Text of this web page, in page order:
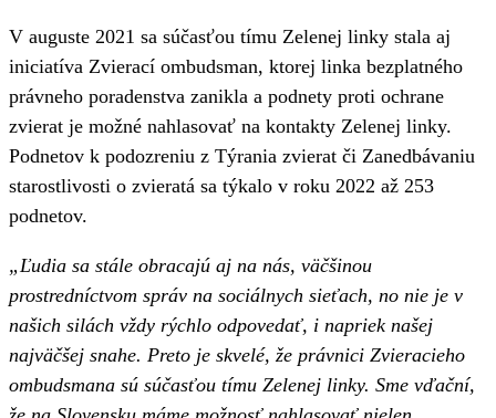
V auguste 2021 sa súčasťou tímu Zelenej linky stala aj
iniciatíva Zvierací ombudsman, ktorej linka bezplatného
právneho poradenstva zanikla a podnety proti ochrane
zvierat je možné nahlasovať na kontakty Zelenej linky.
Podnetov k podozreniu z Týrania zvierat či Zanedbávaniu
starostlivosti o zvieratá sa týkalo v roku 2022 až 253
podnetov.
„Ľudia sa stále obracajú aj na nás, väčšinou
prostredníctvom správ na sociálnych sieťach, no nie je v
našich silách vždy rýchlo odpovedať, i napriek našej
najväčšej snahe. Preto je skvelé, že právnici Zvieracieho
ombudsmana sú súčasťou tímu Zelenej linky. Sme vďační,